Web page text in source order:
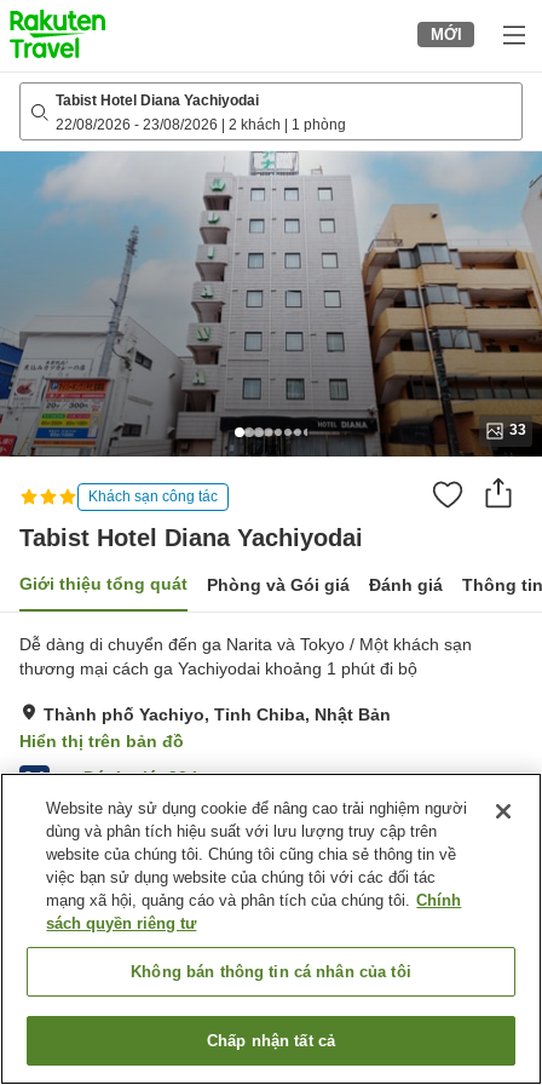
to
top
page
MỚI
Tabist Hotel Diana Yachiyodai
22/08/2026 - 23/08/2026 2 khách 1 phòng
33
Khách sạn công tác
Tabist Hotel Diana Yachiyodai
Giới thiệu tổng quát Phòng và Gói giá Đánh giá Thông
Dễ dàng di chuyển đến ga Narita và Tokyo / Một khách sạn
thương mại cách ga Yachiyodai khoảng 1 phút đi bộ
Thành phố Yachiyo, Tỉnh Chiba, Nhật Bản
Hiển thị trên bản đồ
3.4 Đánh giá:93lượt
Tiện nghi chỗ nghỉ
Bãi đỗ xe
Máy bán hàng tự động
Giao Hàng Tận Nhà
Dịch Vụ Gọi Đánh Thức
Nhật Bản Tỉnh Chiba
Thành phố Yachiyo
Tabist Hotel Diana Yachiyodai
Tìm phòng trống
Website này sử dụng cookie để nâng cao trải nghiệm người
dùng và phân tích hiệu suất với lưu lượng truy cập trên
website của chúng tôi. Chúng tôi cũng chia sẻ thông tin về
việc bạn sử dụng website của chúng tôi với các đối tác
mạng xã hội, quảng cáo và phân tích của chúng tôi. Chính
sách quyền riêng tư
Không bán thông tin cá nhân của tôi
Chấp nhận tất cả